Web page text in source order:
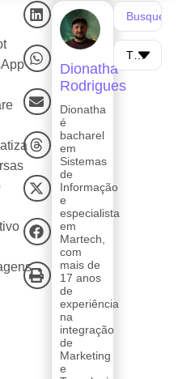
Dionatha
Rodrigues
Dionatha
é
bacharel
em
Sistemas
de
Informação
e
especialista
em
Martech,
com
mais de
17 anos
de
experiência
na
integração
de
Marketing
e